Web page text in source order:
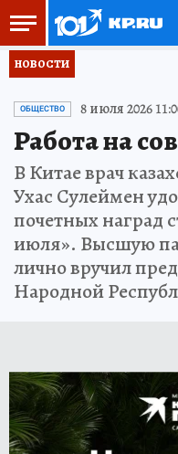
НОВОСТИ
ОБЩЕСТВО 8 июля 2026
Работа на
В Китае врач
Ухас Сулеймен
почетных наград
июля». Высшую
лично вручил
Народной